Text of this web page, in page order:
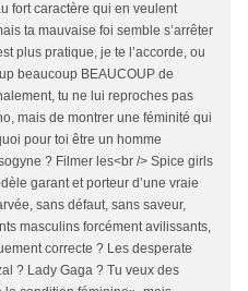
fort caractère qui en veulent
ta mauvaise foi semble s’arrêter
plus pratique, je te l’accorde, ou
beaucoup BEAUCOUP de
tu ne lui reproches pas
mais de montrer une féminité qui
pour toi être un homme
? Filmer les<br /> Spice girls
garant et porteur d’une vraie
sans défaut, sans saveur,
masculins forcément avilissants,
correcte ? Les desperate
? Lady Gaga ? Tu veux des